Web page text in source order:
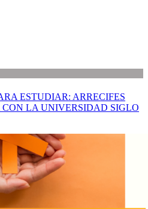
ESTUDIAR: ARRECIFES
LA UNIVERSIDAD SIGLO